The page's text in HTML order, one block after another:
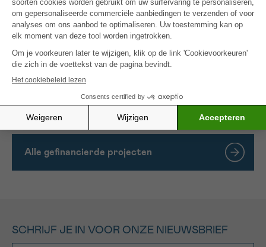
patiënten. Dit is om de frequentie van familiaire
NEN en nieuwe genetische oorzaken geassocieerd
met NEN te bepalen. Dit onderzoek zal ons begrip
genetische tests en managementstrategieën
aanpak van de behandeling van NEN te verbeteren.
Alle gefinancierde projecten
SCHRIJF JE IN VOOR ONZE NIEUWSBRIEF